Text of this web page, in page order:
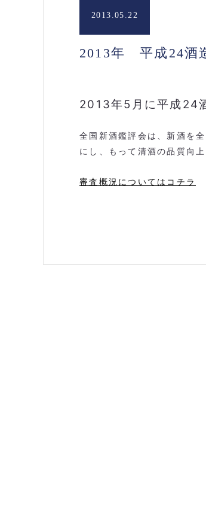
2013.05.22
2013年 平成24酒
2013年5月に平成24
全国新酒鑑評会は、新酒を
にし、もって清酒の品質向
審査概況についてはコチラ